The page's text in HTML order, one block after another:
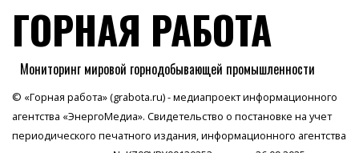
ГОРНАЯ РАБОТА
Мониторинг мировой горнодобывающей промышленности
© «Горная работа» (grabota.ru) - медиапроект информационного
агентства «ЭнергоМедиа». Свидетельство о постановке на учет
периодического печатного издания, информационного агентства